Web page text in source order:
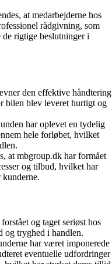
at medarbejderne hos
rådgivning, som
rigtige beslutninger i
den effektive håndtering
bilen blev leveret hurtigt og
har oplevet en tydelig
hele forløbet, hvilket
at mbgroup.dk har formået
og tilbud, hvilket har
og taget seriøst hos
og tryghed i handlen.
har været imponerede
eventuelle udfordringer